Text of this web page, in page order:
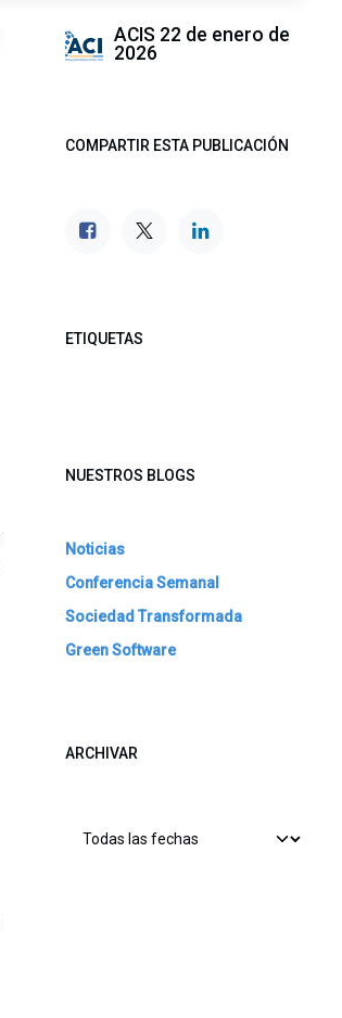
ACIS 22 de enero de
2026
COMPARTIR ESTA PUBLICACIÓN
ETIQUETAS
NUESTROS BLOGS
Noticias
Conferencia Semanal
Sociedad Transformada
Green Software
ARCHIVAR